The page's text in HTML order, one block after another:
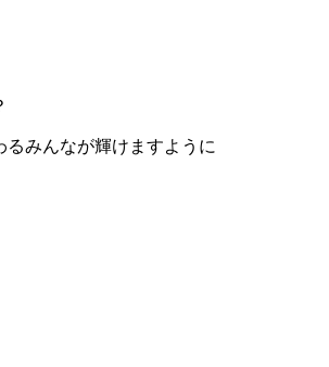
るみんなが輝けますように